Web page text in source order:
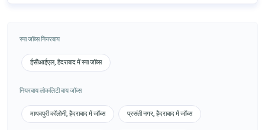
स्पा जॉब्स नियरबाय
ईसीआईएल, हैदराबाद में स्पा जॉब्स
नियरबाय लोकलिटी बाय जॉब्स
माधवपुरी कॉलोनी, हैदराबाद में जॉब्स प्रसंती नगर, हैदराबाद में जॉब्स